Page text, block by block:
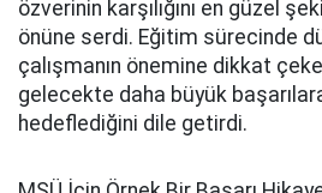
özverinin karşılığını en güzel
önüne serdi. Eğitim sürecinde
çalışmanın önemine dikkat
gelecekte daha büyük
hedeflediğini dile getirdi.